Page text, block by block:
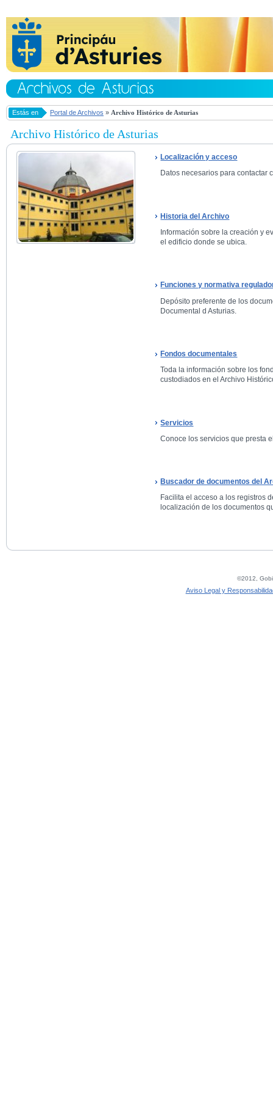
Estás en Portal de Archivos » Archivo Histórico de Asturias
Archivo Histórico de Asturias
Localización y acceso
Datos necesarios para contactar
Historia del Archivo
Información sobre la creación y
el edificio donde se ubica.
Funciones y normativa
Depósito preferente de los
Documental d Asturias.
Fondos documentales
Toda la información sobre los
custodiados en el Archivo
Servicios
Conoce los servicios que presta
Buscador de documentos del
Facilita el acceso a los registros
localización de los documentos
©2012,
Aviso Legal y